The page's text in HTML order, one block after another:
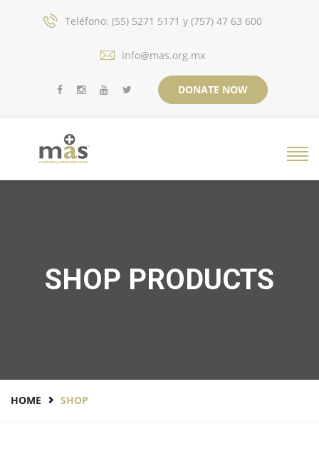
Teléfono: (55) 5271 5171 y (757) 47 63 600
info@mas.org.mx
DONATE NOW
SHOP PRODUCTS
HOME SHOP